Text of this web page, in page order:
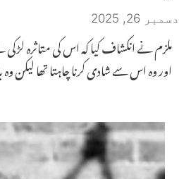
دسمبر 26, 2025
ملزم نے انکشاف کیا کہ اس کی متاثرہ لڑکی
اور وہ اس سے شادی کرنا چاہتا تھا لیکن وہ